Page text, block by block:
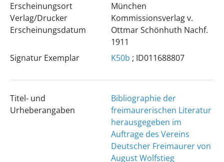
Erscheinungsort
Verlag/Drucker
Erscheinungsdatum
München
Kommissionsverlag v.
Ottmar Schönhuth Nachf.
1911
Signatur Exemplar
K50b ; ID011688807
Titel- und
Urheberangaben
Bibliographie der
freimaurerischen Literatur
herausgegeben im
Auftrage des Vereins
Deutscher Freimaurer von
August Wolfstieg